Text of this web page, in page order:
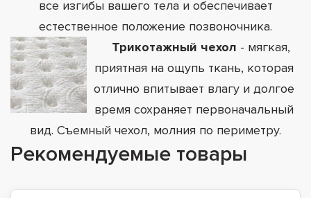
все изгибы вашего тела и обеспечивает
естественное положение позвоночника.
Трикотажный чехол - мягкая,
приятная на ощупь ткань, которая
отлично впитывает влагу и долгое
время сохраняет первоначальный
вид. Съемный чехол, молния по периметру.
Рекомендуемые товары